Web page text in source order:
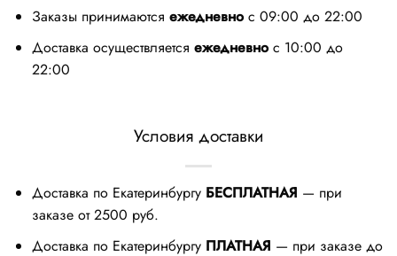
Заказы принимаются ежедневнос 09:00 до 22:00
Доставка осуществляется ежедневнос 10:00 до
22:00
Условия доставки
Доставка по Екатеринбургу БЕСПЛАТНАЯ — при
заказе от 2500 руб.
Доставка по Екатеринбургу ПЛАТНАЯ — при заказе до